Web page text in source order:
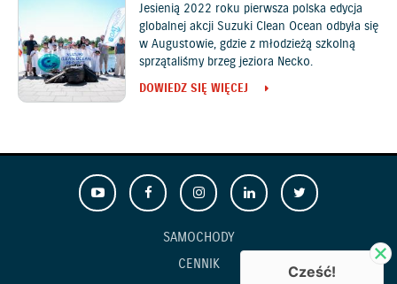
Jesienią 2022 roku pierwsza polska edycja
globalnej akcji Suzuki Clean Ocean odbyła się
w Augustowie, gdzie z młodzieżą szkolną
sprzątaliśmy brzeg jeziora Necko.
DOWIEDZ SIĘ WIĘCEJ
SAMOCHODY
CENNIK
Cześć!